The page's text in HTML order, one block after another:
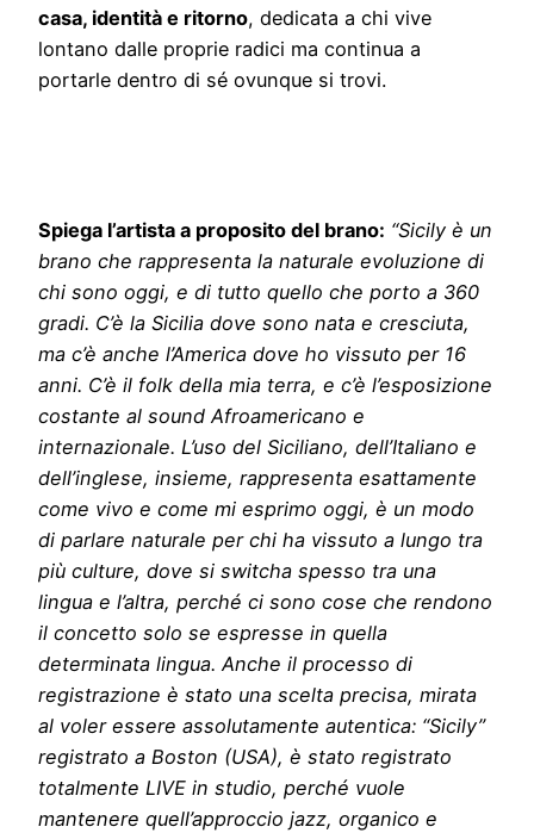
casa, identità e ritorno, dedicata a chi vive
lontano dalle proprie radici ma continua a
portarle dentro di sé ovunque si trovi.
Spiega l’artista a proposito del brano: “Sicily è un
brano che rappresenta la naturale evoluzione di
chi sono oggi, e di tutto quello che porto a 360
gradi. C’è la Sicilia dove sono nata e cresciuta,
ma c’è anche l’America dove ho vissuto per 16
anni. C’è il folk della mia terra, e c’è l’esposizione
costante al sound Afroamericano e
internazionale. L’uso del Siciliano, dell’Italiano e
dell’inglese, insieme, rappresenta esattamente
come vivo e come mi esprimo oggi, è un modo
di parlare naturale per chi ha vissuto a lungo tra
più culture, dove si switcha spesso tra una
lingua e l’altra, perché ci sono cose che rendono
il concetto solo se espresse in quella
determinata lingua. Anche il processo di
registrazione è stato una scelta precisa, mirata
al voler essere assolutamente autentica: “Sicily”
registrato a Boston (USA), è stato registrato
totalmente LIVE in studio, perché vuole
mantenere quell’approccio jazz, organico e